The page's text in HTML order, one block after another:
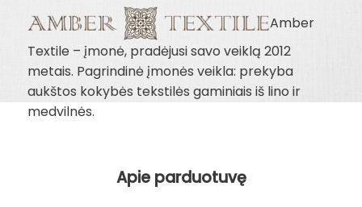
Amber
Textile – įmonė, pradėjusi savo veiklą 2012
metais. Pagrindinė įmonės veikla: prekyba
aukštos kokybės tekstilės gaminiais iš lino ir
medvilnės.
Apie parduotuvę